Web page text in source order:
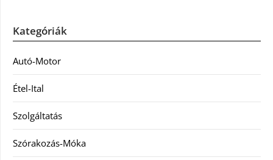
Kategóriák
Autó-Motor
Étel-Ital
Szolgáltatás
Szórakozás-Móka